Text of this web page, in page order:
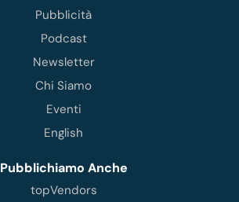
Pubblicità
Podcast
Newsletter
Chi Siamo
Eventi
English
Pubblichiamo Anche
topVendors